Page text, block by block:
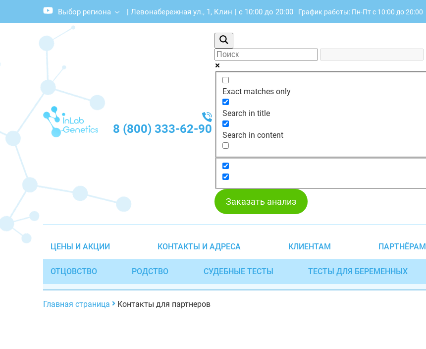
Выбор региона | Левонабережная ул., 1, Клин | с 10:00 до 20:00 График работы: Пн-Пт с 10:00 до 20:00
8 (800) 333-62-90
Exact matches only
Search in title
Search in content
Заказать анализ
ЦЕНЫ И АКЦИИ КОНТАКТЫ И АДРЕСА КЛИЕНТАМ ПАРТНЁРАМ
ОТЦОВСТВО РОДСТВО СУДЕБНЫЕ ТЕСТЫ ТЕСТЫ ДЛЯ БЕРЕМЕННЫХ
Главная страница Контакты для партнеров